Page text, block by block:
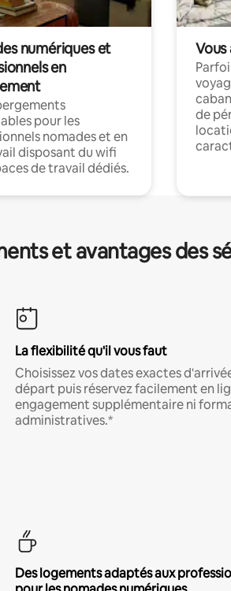
numériques et
en
pour les
nomades et en
disposant du wifi
de travail dédiés.
Vous
de
et avantages des
La flexibilité qu'il vous faut
Choisissez vos dates exactes
départ puis réservez facilement en
engagement supplémentaire ni
administratives.*
Des logements adaptés aux